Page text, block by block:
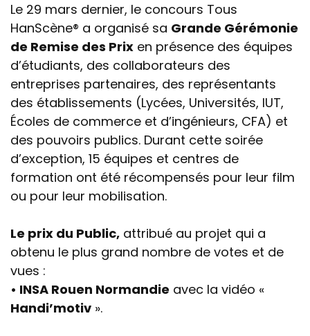
Le 29 mars dernier, le concours Tous
HanScène® a organisé sa Grande Gérémonie
de Remise des Prix en présence des équipes
d’étudiants, des collaborateurs des
entreprises partenaires, des représentants
des établissements (Lycées, Universités, IUT,
Écoles de commerce et d’ingénieurs, CFA) et
des pouvoirs publics. Durant cette soirée
d’exception, 15 équipes et centres de
formation ont été récompensés pour leur film
ou pour leur mobilisation.
Le prix du Public, attribué au projet qui a
obtenu le plus grand nombre de votes et de
vues :
• INSA Rouen Normandie avec la vidéo «
Handi’motiv ».